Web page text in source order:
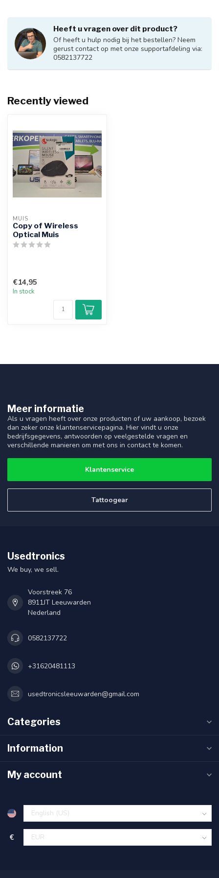
Heeft u vragen over dit product?
Of heeft u hulp nodig bij het bestellen? Neem
gerust contact op met onze supportafdeling via:
0582137722
Recently viewed
MUIS
Copy of Wireless
Optical Muis
€14,95
In stock
Meer informatie
Als u vragen heeft over onze producten of uw aankoop, bezoek
dan zeker onze klantenservicepagina. Hier vindt u onze
bedrijfsgegevens, antwoorden op veelgestelde vragen en
verschillende manieren om met ons in contact te komen.
Klantenservice
Tattoogear
Usedtronics
We buy, we sell.
Voorstreek 76
8911JT Leeuwarden
Nederland
0582137722
+31620481113
usedtronicsleeuwarden@gmail.com
Categories
Information
My account
€